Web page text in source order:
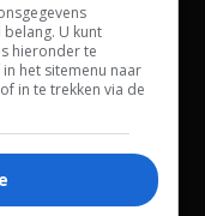
U kunt
hieronder te
het sitemenu naar
in te trekken via de